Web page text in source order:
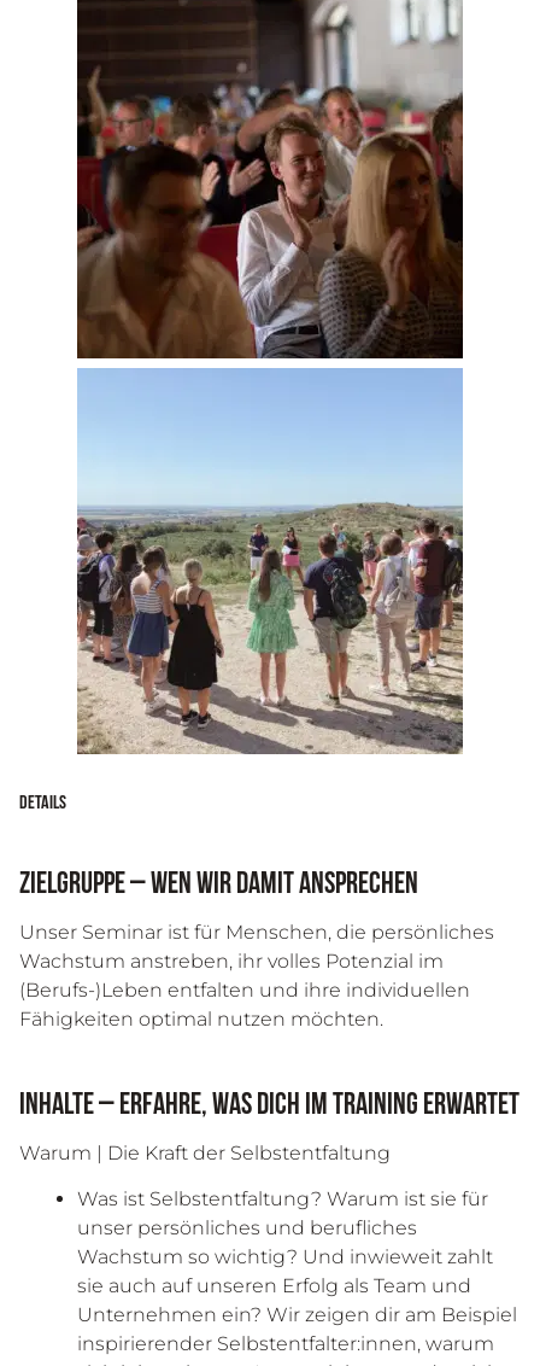
Details
Zielgruppe – Wen wir damit ansprechen
Unser Seminar ist für Menschen, die persönliches
Wachstum anstreben, ihr volles Potenzial im
(Berufs-)Leben entfalten und ihre individuellen
Fähigkeiten optimal nutzen möchten.
Inhalte – Erfahre, was dich im Training erwartet
Warum | Die Kraft der Selbstentfaltung
Was ist Selbstentfaltung? Warum ist sie für
unser persönliches und berufliches
Wachstum so wichtig? Und inwieweit zahlt
sie auch auf unseren Erfolg als Team und
Unternehmen ein? Wir zeigen dir am Beispiel
inspirierender Selbstentfalter:innen, warum